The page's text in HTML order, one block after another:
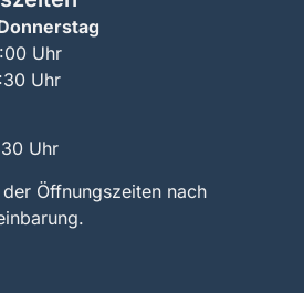
Uhr
Uhr
Uhr
Öffnungszeiten nach